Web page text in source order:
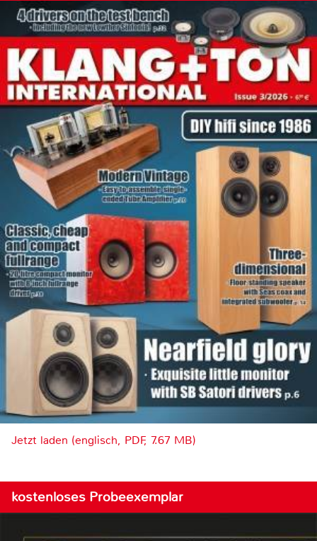
Jetzt laden (englisch, PDF, 7.67 MB)
kostenloses Probeexemplar